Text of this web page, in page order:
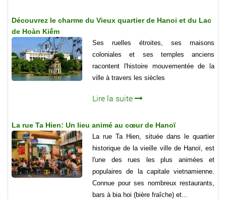
Découvrez le charme du Vieux quartier de Hanoi et du Lac
de Hoàn Kiếm
Ses ruelles étroites, ses maisons
coloniales et ses temples anciens
racontent l'histoire mouvementée de la
ville à travers les siècles
Lire la suite
La rue Ta Hien: Un lieu animé au cœur de Hanoï
La rue Ta Hien, située dans le quartier
historique de la vieille ville de Hanoï, est
l'une des rues les plus animées et
populaires de la capitale vietnamienne.
Connue pour ses nombreux restaurants,
bars à bia hoi (bière fraîche) et...